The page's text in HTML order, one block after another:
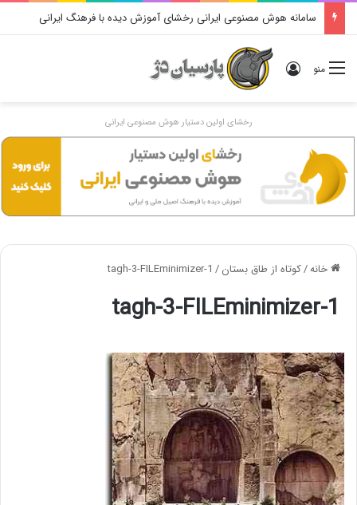
سامانه هوش مصنوعی ایرانی رخشای آموزش دیده با فرهنگ ایرانی
منو ورود
رخشای اولین دستیار هوش مصنوعی ایرانی
خانه/كوتاه از طاق بستان/
tagh-3-FILEminimizer-1
tagh-3-FILEminimizer-1